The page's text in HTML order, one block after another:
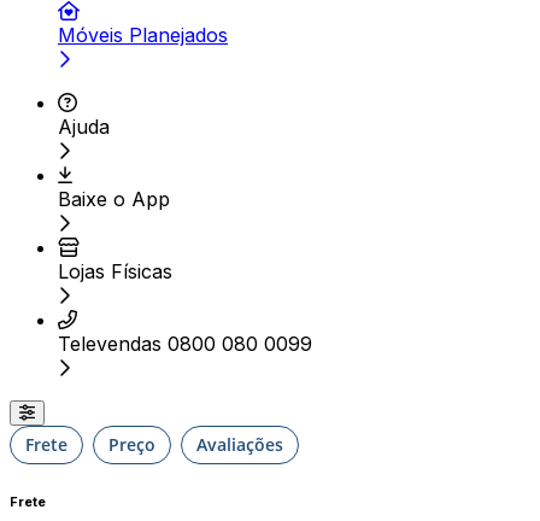
Móveis Planejados
Ajuda
Baixe o App
Lojas Físicas
Televendas 0800 080 0099
Frete Preço Avaliações
Frete